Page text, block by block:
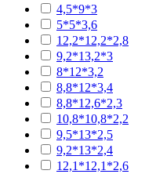
4,5*9*3
5*5*3,6
12,2*12,2*2,8
9,2*13,2*3
8*12*3,2
8,8*12*3,4
8,8*12,6*2,3
10,8*10,8*2,2
9,5*13*2,5
9,2*13*2,4
12,1*12,1*2,6